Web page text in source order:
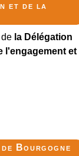
et de la
la Délégation
l'engagement et
Bourgogne